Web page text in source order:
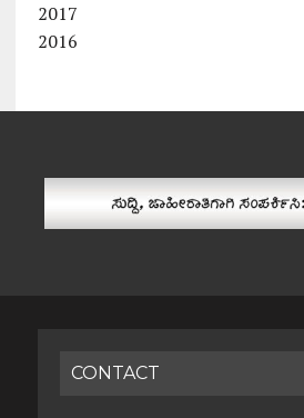
2017
2016
CONTACT